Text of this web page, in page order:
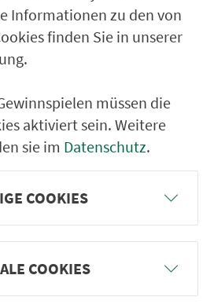
Abzw. von L 2218
von L 2218
Ortsmitte
Haller Str.
Reußenbergstr.
L-M-Gymn.
H.-Scholl-Allee
Str.
Informationen zu den von
finden Sie in unserer
müssen die
aktiviert sein. Weitere
sie im Datenschutz.
COOKIES
COOKIES